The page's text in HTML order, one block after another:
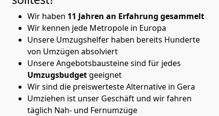
Wir haben 11 Jahren an Erfahrung gesammelt
Wir kennen jede Metropole in Europa
Unsere Umzugshelfer haben bereits Hunderte
von Umzügen absolviert
Unsere Angebotsbausteine sind für jedes
Umzugsbudgetgeeignet
Wir sind die preiswerteste Alternative in Gera
Umziehen ist unser Geschäft und wir fahren
täglich Nah- und Fernumzüge